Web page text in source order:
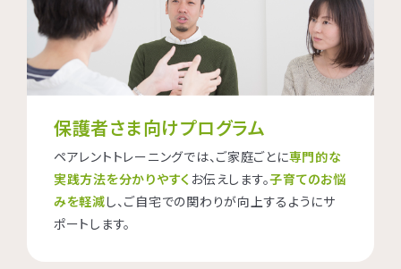
保護者さま向けプログラム
ペアレントトレーニングでは、ご家庭ごとに専門的な
実践方法を分かりやすく お伝えします。子育てのお悩
みを軽減し、ご自宅での関わりが向上するようにサ
ポートします。